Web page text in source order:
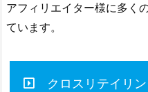
アフィリエイター様に多く
ています。
クロスリテイリ